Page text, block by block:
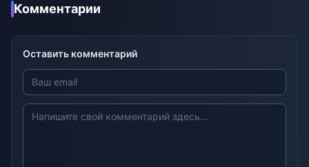
Комментарии
Оставить комментарий